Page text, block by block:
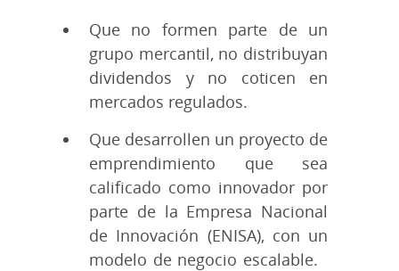
Que no formen parte de un
grupo mercantil, no distribuyan
dividendos y no coticen en
mercados regulados.
Que desarrollen un proyecto de
emprendimiento que sea
calificado como innovador por
parte de la Empresa Nacional
de Innovación (ENISA), con un
modelo de negocio escalable.